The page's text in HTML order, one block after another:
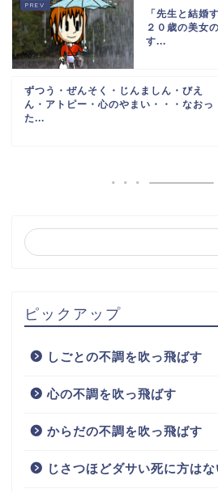
「先生と結婚
２０歳の美女
す...
ずつう・ぜんそく・じんましん・びえ
ん・アトピー・心のやまい・・・なおっ
た...
ピックアップ
しごとの不調を吹っ飛ばす
心の不調を吹っ飛ばす
からだの不調を吹っ飛ばす
じさつほどダサい死に方はな